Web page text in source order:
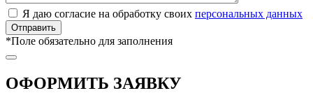
Я даю согласие на обработку своих персональных данных
*Поле обязательно для заполнения
ОФОРМИТЬ ЗАЯВКУ